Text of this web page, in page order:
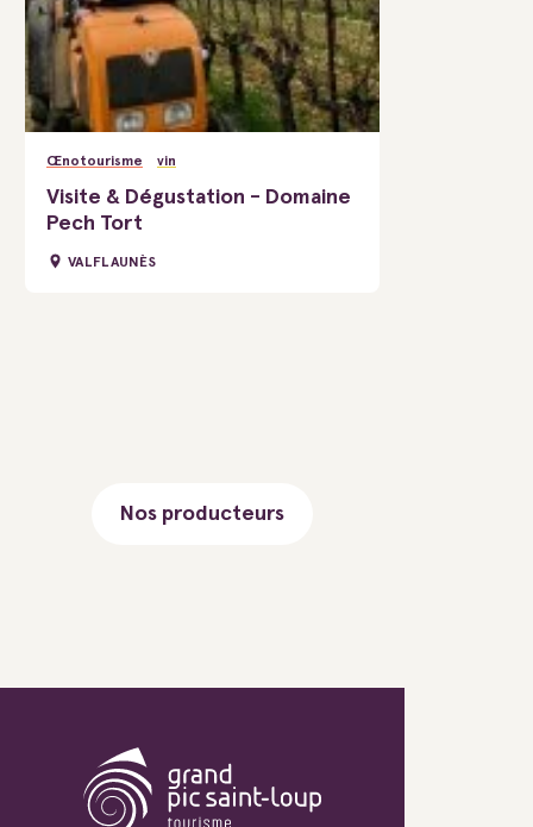
Œnotourisme vin
Visite & Dégustation - Domaine
Pech Tort
VALFLAUNÈS
Nos producteurs